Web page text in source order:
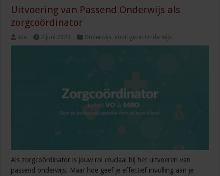
Uitvoering van Passend Onderwijs als
zorgcoördinator
sbo 2 juni 2023 Onderwijs ,Voortgezet Onderwijs
Als zorgcoördinator is jouw rol cruciaal bij het uitvoeren van
passend onderwijs. Maar hoe geef je effectief invulling aan je